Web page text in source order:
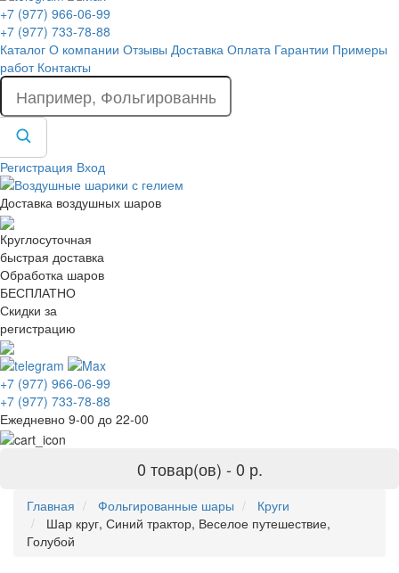
+7 (977) 966-06-99
+7 (977) 733-78-88
Каталог О компании Отзывы Доставка Оплата Гарантии Примеры
работ Контакты
Регистрация Вход
Доставка воздушных шаров
Круглосуточная
быстрая доставка
Обработка шаров
БЕСПЛАТНО
Скидки за
регистрацию
+7 (977) 966-06-99
+7 (977) 733-78-88
Ежедневно 9-00 до 22-00
0 товар(ов) - 0 р.
Главная Фольгированные шары
Круги
Шар круг, Синий трактор, Веселое путешествие,
Голубой